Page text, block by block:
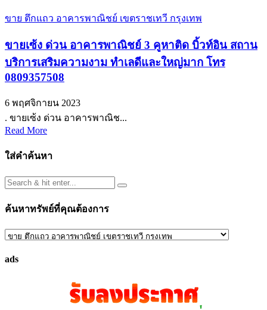
ขาย ตึกแถว อาคารพาณิชย์ เขตราชเทวี กรุงเทพ
ขายเซ้ง ด่วน อาคารพาณิชย์ 3 คูหาติด บิ้วท์อิน สถาน
บริการเสริมความงาม ทำเลดีและใหญ่มาก โทร
0809357508
6 พฤศจิกายน 2023
. ขายเซ้ง ด่วน อาคารพาณิช...
Read More
ใส่คำค้นหา
ค้นหาทรัพย์ที่คุณต้องการ
ค้นหา
ที่
ads